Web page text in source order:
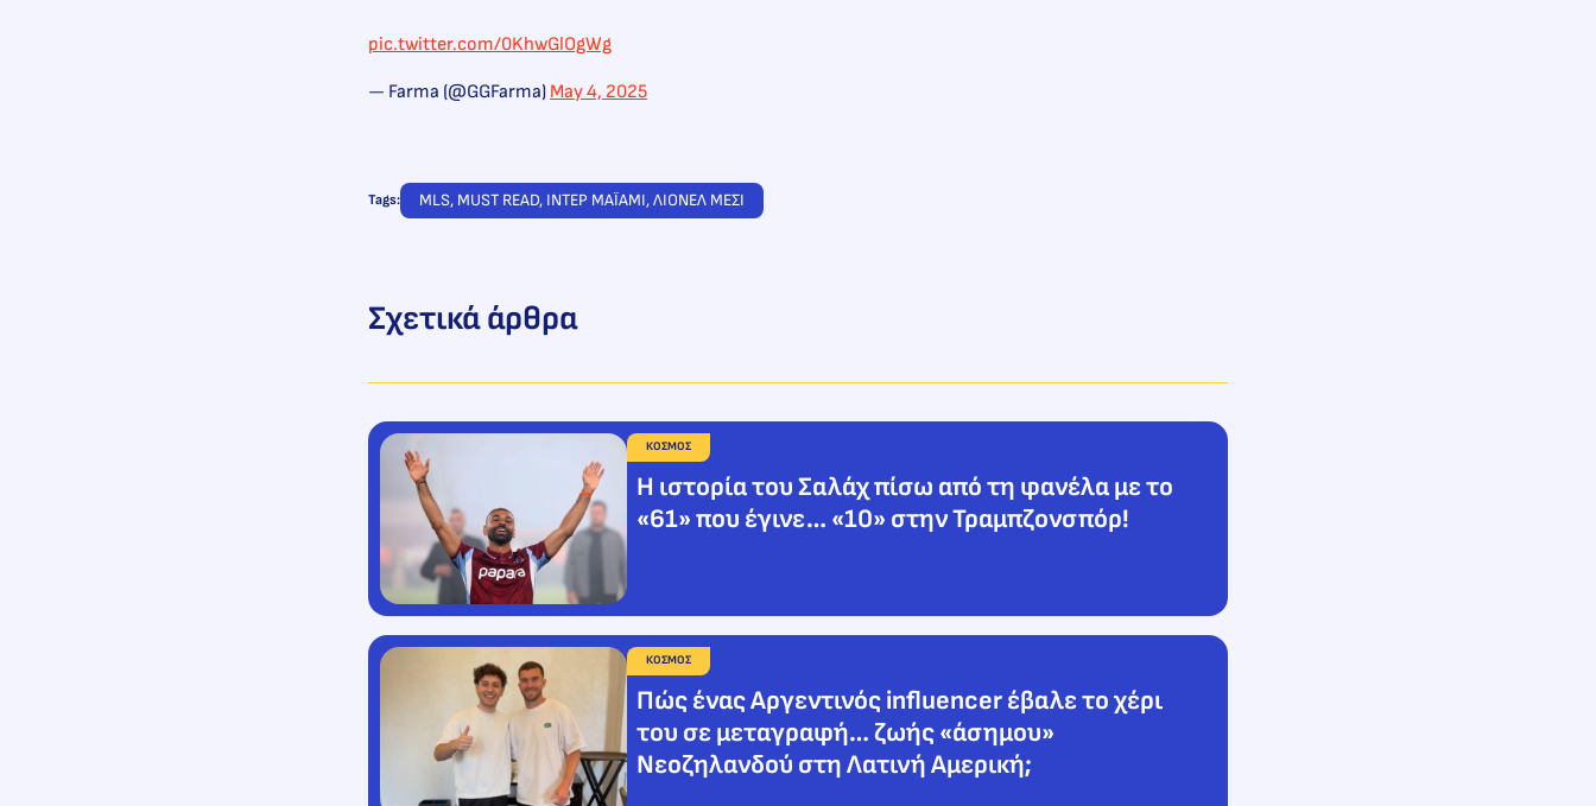
pic.twitter.com/0KhwGlOgWg
— Farma (@GGFarma) May 4, 2025
Tags: MLS, MUST READ, ΙΝΤΕΡ ΜΑΪΑΜΙ, ΛΙΟΝΕΛ ΜΕΣΙ
Σχετικά άρθρα
ΚΟΣΜΟΣ
Η ιστορία του Σαλάχ πίσω από τη φανέλα με το
«61» που έγινε… «10» στην Τραμπζονσπόρ!
ΚΟΣΜΟΣ
Πώς ένας Αργεντινός influencer έβαλε το χέρι
του σε μεταγραφή… ζωής «άσημου»
Νεοζηλανδού στη Λατινή Αμερική;